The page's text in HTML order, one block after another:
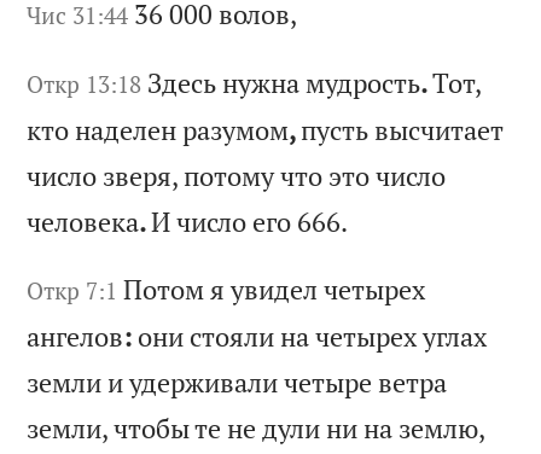
Чис 31:44 36 000 волов,
Откр 13:18 Здесь нужнамудрость.Тот,
кто наделенразумом,пусть высчитает
число зверя, потомучто эточисло
человека.Ичисло его 666.
Откр 7:1 Потомяувидел четырех
ангелов: они стояли начетырехуглах
земли иудерживаличетыре ветра
земли,чтобыте не дули ни на землю,